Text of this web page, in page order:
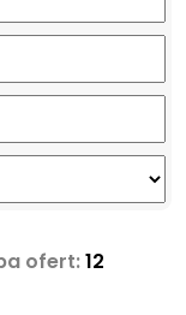
ofert:12